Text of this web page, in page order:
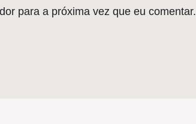
para a próxima vez que eu comentar.